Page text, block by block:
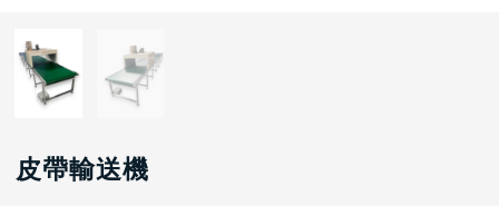
皮帶輸送機